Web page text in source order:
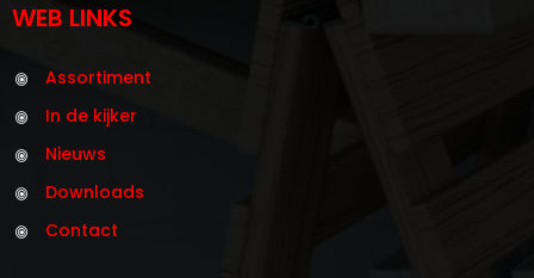
WEB LINKS
Assortiment
In de kijker
Nieuws
Downloads
Contact